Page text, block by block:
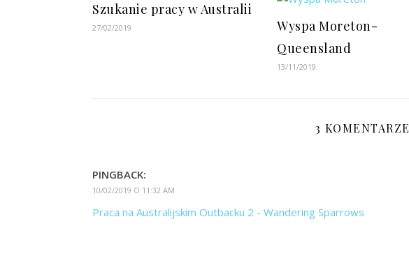
Szukanie pracy w Australii
27/02/2019
Wyspa Moreton-
Queensland
13/11/2019
3 KOMENTARZE
PINGBACK:
10/02/2019 O 11:32 AM
Praca na Australijskim Outbacku 2 - Wandering Sparrows